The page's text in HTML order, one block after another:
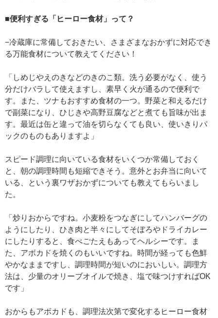
■便利すぎる「ヒーロー食材」って？
−冷蔵庫に常備しておきたい、さまざまなおかずに対応でき
る万能食材について教えてください！
「しめじやえのきなどのきのこ類。洗う必要がなく、使う
分だけバラして使えますし、素早く火が通るので便利で
す。また、ツナもおすすめ食材の一つ。野菜と和えるだけ
で副菜になり、ひじきや高野豆腐などと煮ても旨味が出ま
す。最近は缶と違って油を切らなくても良い、使いきりパ
ックのものもありますよ」
スピード調理に向いている食材をいくつか常備しておく
と、朝の調理時間も短縮できそう。意外とお弁当に向いて
いる、という裏ワザおかずについても教えてもらいまし
た。
「炒りおからですね。小麦粉をつなぎにしてハンバーグの
ようにしたり、ひき肉と半々にしてそぼろやドライカレー
にしたりすると、食べごたえもあってヘルシーです。ま
た、アボカドを焼くのもいいですね。時間が経っても色鮮
やかなままですし、調理時間が短いのにおいしい。調理方
法は、少量のオリーブオイルで焼き、塩で味つけすればOK
です」
おからもアボカドも、調理法次第で変化するヒーロー食材